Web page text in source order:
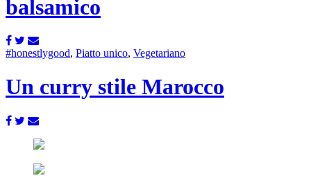
balsamico
#honestlygood, Piatto unico, Vegetariano
Un curry stile Marocco